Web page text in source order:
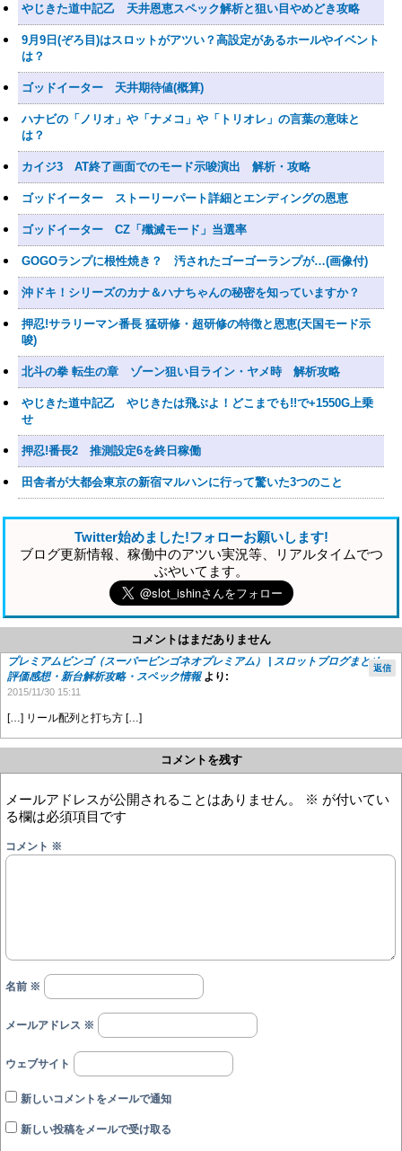
やじきた道中記乙 天井恩恵スペック解析と狙い目やめどき攻略
9月9日(ぞろ目)はスロットがアツい？高設定があるホールやイベント
は？
ゴッドイーター 天井期待値(概算)
ハナビの「ノリオ」や「ナメコ」や「トリオレ」の言葉の意味と
は？
カイジ3 AT終了画面でのモード示唆演出 解析・攻略
ゴッドイーター ストーリーパート詳細とエンディングの恩恵
ゴッドイーター CZ「殲滅モード」当選率
GOGOランプに根性焼き？ 汚されたゴーゴーランプが…(画像付)
沖ドキ！シリーズのカナ＆ハナちゃんの秘密を知っていますか？
押忍!サラリーマン番長 猛研修・超研修の特徴と恩恵(天国モード示
唆)
北斗の拳 転生の章 ゾーン狙い目ライン・ヤメ時 解析攻略
やじきた道中記乙 やじきたは飛ぶよ！どこまでも!!で+1550G上乗
せ
押忍!番長2 推測設定6を終日稼働
田舎者が大都会東京の新宿マルハンに行って驚いた3つのこと
Twitter始めました!フォローお願いします!
ブログ更新情報、稼働中のアツい実況等、リアルタイムでつ
ぶやいてます。
コメントはまだありません
プレミアムビンゴ（スーパービンゴネオプレミアム） | スロットブログまとめ・
評価感想・新台解析攻略・スペック情報 より:
2015/11/30 15:11
[…] リール配列と打ち方 […]
返信
コメントを残す
メールアドレスが公開されることはありません。 ※ が付いてい
る欄は必須項目です
コメント ※
名前 ※
メールアドレス ※
ウェブサイト
新しいコメントをメールで通知
新しい投稿をメールで受け取る